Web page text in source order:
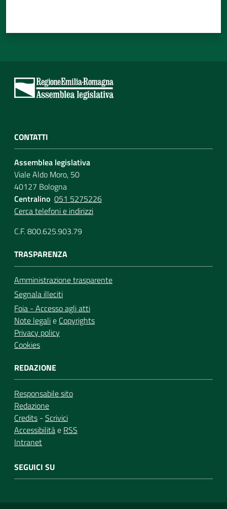
CONTATTI
Assemblea legislativa
Viale Aldo Moro, 50
40127 Bologna
Centralino 051 5275226
Cerca telefoni e indirizzi
C.F. 800.625.903.79
TRASPARENZA
Amministrazione trasparente
Segnala illeciti
Foia - Accesso agli atti
Note legalie Copyrights
Privacy policy
Cookies
REDAZIONE
Responsabile sito
Redazione
Credits - Scrivici
Accessibilitàe RSS
Intranet
SEGUICI SU